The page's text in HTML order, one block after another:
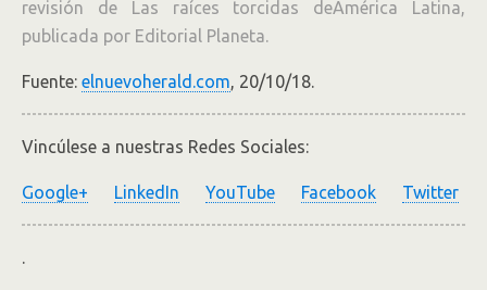
revisión de Las raíces torcidas deAmérica Latina,
publicada por Editorial Planeta.
Fuente: elnuevoherald.com , 20/10/18.
Vincúlese a nuestras Redes Sociales:
Google+ LinkedIn YouTube Facebook Twitter